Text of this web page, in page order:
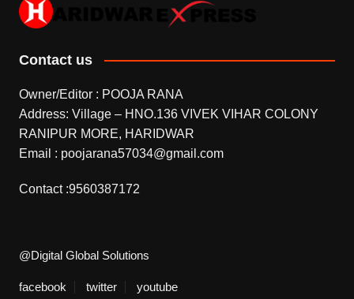
Contact us
Owner/Editor : POOJA RANA
Address: Village – HNO.136 VIVEK VIHAR COLONY
RANIPUR MORE, HARIDWAR
Email : poojarana57034@gmail.com
Contact :9560387172
@Digital Global Solutions
facebook twitter youtube